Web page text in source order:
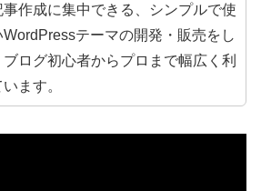
事作成に集中できる、シンプルで使
WordPressテーマの開発・販売をし
ブログ初心者からプロまで幅広く利
ます。